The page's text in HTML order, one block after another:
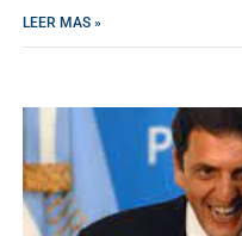
LEER MAS »